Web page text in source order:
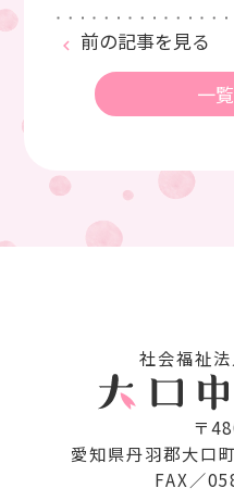
keyboard_arrow_left 前の記事を見る
一
社会福祉
〒
愛知県丹⽻郡⼤⼝
FAX／